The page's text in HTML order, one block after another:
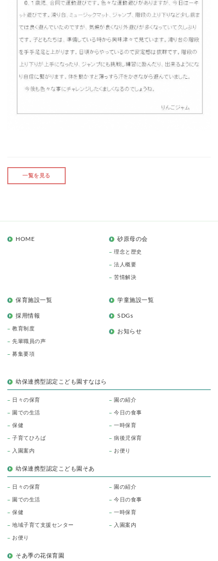
一覧を見る
HOME 砂原母の会
理念と歴史
法人概要
苦情解決
保育施設一覧 学童施設一覧
採用情報
教育制度
先輩職員の声
募集要項
SDGs
お知らせ
幼保連携型認定こども園すなはら
日々の保育 園の紹介
園での生活 今日の食事
保健 一時保育
子育てひろば 病後児保育
入園案内 お便り
幼保連携型認定こども園そあ
日々の保育 園の紹介
園での生活 今日の食事
保健 一時保育
地域子育て支援センター 入園案内
お便り
そあ季の花保育園